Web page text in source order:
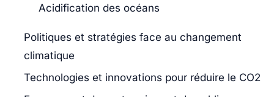
Acidification des océans
Politiques et stratégies face au changement
climatique
Technologies et innovations pour réduire le CO2